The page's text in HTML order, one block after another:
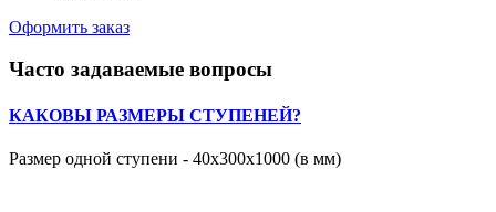
Оформить заказ
Часто задаваемые вопросы
КАКОВЫ РАЗМЕРЫ СТУПЕНЕЙ?
Размер одной ступени - 40х300х1000 (в мм)